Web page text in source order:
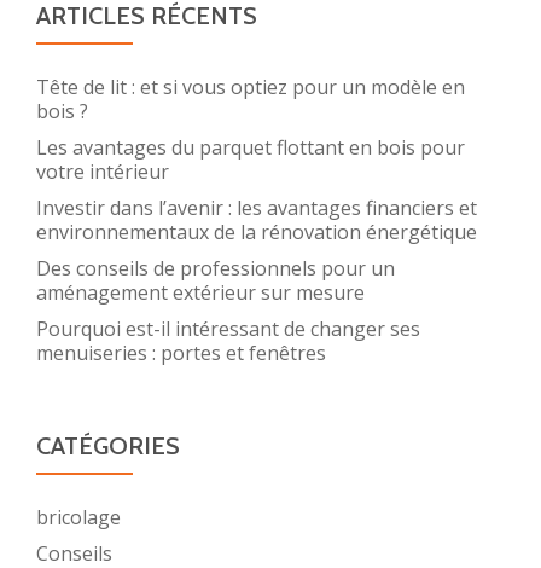
ARTICLES RÉCENTS
Tête de lit : et si vous optiez pour un modèle en
bois ?
Les avantages du parquet flottant en bois pour
votre intérieur
Investir dans l’avenir : les avantages financiers et
environnementaux de la rénovation énergétique
Des conseils de professionnels pour un
aménagement extérieur sur mesure
Pourquoi est-il intéressant de changer ses
menuiseries : portes et fenêtres
CATÉGORIES
bricolage
Conseils